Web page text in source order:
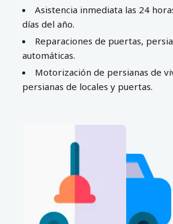
Asistencia inmediata las 24
días del año.
Reparaciones de puertas,
automáticas.
Motorización de persianas de
persianas de locales y puertas.